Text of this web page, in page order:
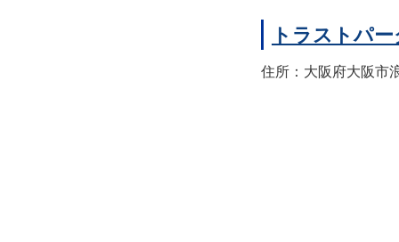
トラストパ
住所：大阪府大阪市